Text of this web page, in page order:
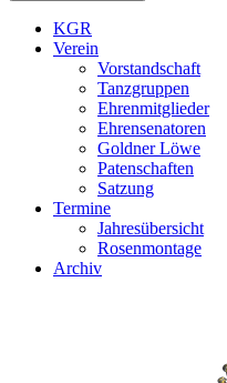
KGR
Verein
Vorstandschaft
Tanzgruppen
Ehrenmitglieder
Ehrensenatoren
Goldner Löwe
Patenschaften
Satzung
Termine
Jahresübersicht
Rosenmontage
Archiv